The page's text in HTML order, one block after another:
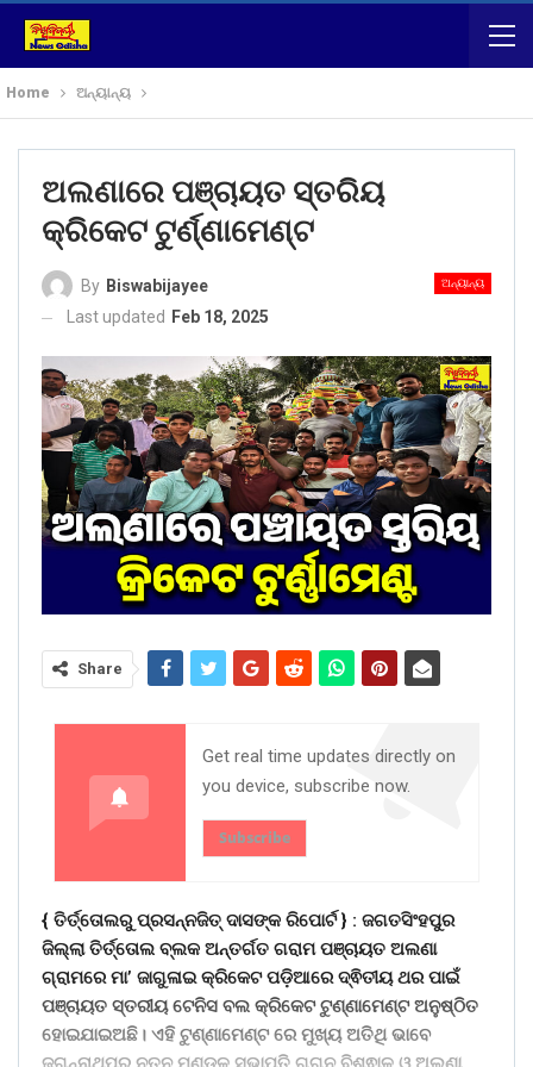
Home ଅନ୍ୟାନ୍ୟ
ଅଲଣାରେ ପଞ୍ଚାୟତ ସ୍ତରିୟ
କ୍ରିକେଟ ଟୁର୍ଣ୍ଣାମେଣ୍ଟ
ଅନ୍ୟାନ୍ୟ
By Biswabijayee
Last updated
Feb 18, 2025
Share
Get real time updates directly on
you device, subscribe now.
Subscribe
{ ତିର୍ତ୍ତୋଲରୁ ପ୍ରସନ୍ନଜିତ୍ ଦାସଙ୍କ ରିପୋର୍ଟ } : ଜଗତସିଂହପୁର
ଜିଲ୍ଲା ତିର୍ତ୍ତୋଲ ବ୍ଲକ ଅନ୍ତର୍ଗତ ଗରାମ ପଞ୍ଚାୟତ ଅଲଣା
ଗ୍ରାମରେ ମା’ ଜାଗୁଳାଇ କ୍ରିକେଟ ପଡ଼ିଆରେ ଦ୍ଵିତୀୟ ଥର ପାଇଁ
ପଞ୍ଚାୟତ ସ୍ତରୀୟ ଟେନିସ ବଲ କ୍ରିକେଟ ଟୁଣ୍ଣାମେଣ୍ଟ ଅନୁଷ୍ଠିତ
ହୋଇଯାଇଅଛି। ଏହି ଟୁଣ୍ଣାମେଣ୍ଟ ରେ ମୁଖ୍ୟ ଅତିଥି ଭାବେ